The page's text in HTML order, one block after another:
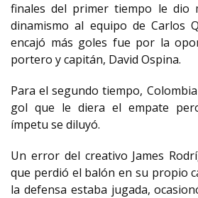
finales del primer tiempo le dio
dinamismo al equipo de Carlos
encajó más goles fue por la
portero y capitán, David Ospina.
Para el segundo tiempo,
gol que le diera el empate
ímpetu se diluyó.
Un error del creativo James
que perdió el balón en su propio
la defensa estaba jugada,